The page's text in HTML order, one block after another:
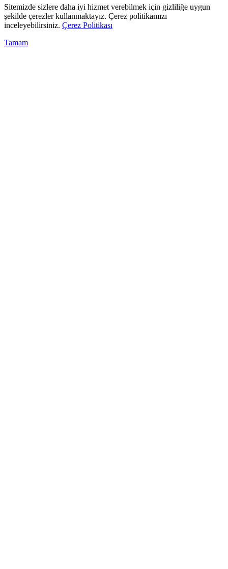
Sitemizde sizlere daha iyi hizmet verebilmek için gizliliğe uygun
şekilde çerezler kullanmaktayız. Çerez politikamızı
inceleyebilirsiniz. Çerez Politikası
Tamam